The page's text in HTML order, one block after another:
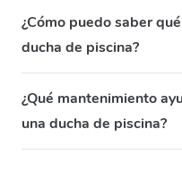
¿Cómo puedo saber
ducha de piscina?
¿Qué mantenimiento
una ducha de piscina?